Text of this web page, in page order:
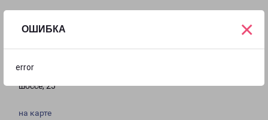
ОШИБКА
error
×
городской округ, Ногинск, Электростальское
шоссе, 25
на карте